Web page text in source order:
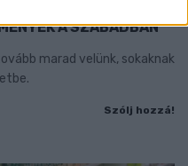
A SZABADBAN
marad velünk, sokaknak
Szólj hozzá!